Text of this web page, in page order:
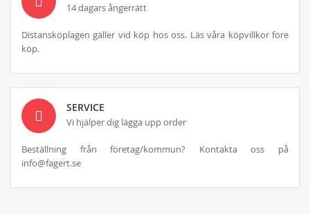
14 dagars ångerrätt
Distansköplagen gäller vid köp hos oss. Läs våra köpvillkor före
köp.
SERVICE
Vi hjälper dig lägga upp order
Beställning från företag/kommun? Kontakta oss på
info@fagert.se